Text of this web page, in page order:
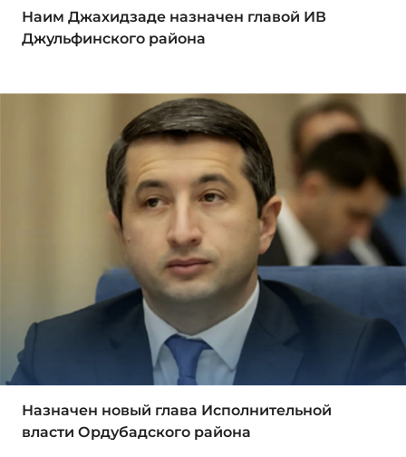
Наим Джахидзаде назначен главой ИВ
Джульфинского района
Назначен новый глава Исполнительной
власти Ордубадского района